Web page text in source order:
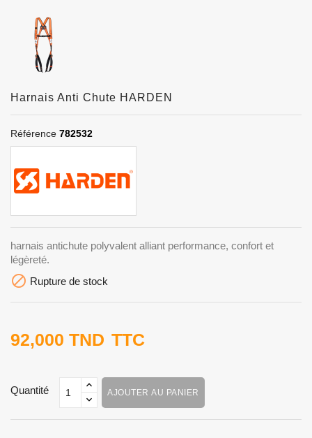
Harnais Anti Chute HARDEN
Référence 782532
harnais antichute polyvalent alliant performance, confort et
légèreté.
 Rupture de stock
92,000 TND TTC
Quantité AJOUTER AU PANIER